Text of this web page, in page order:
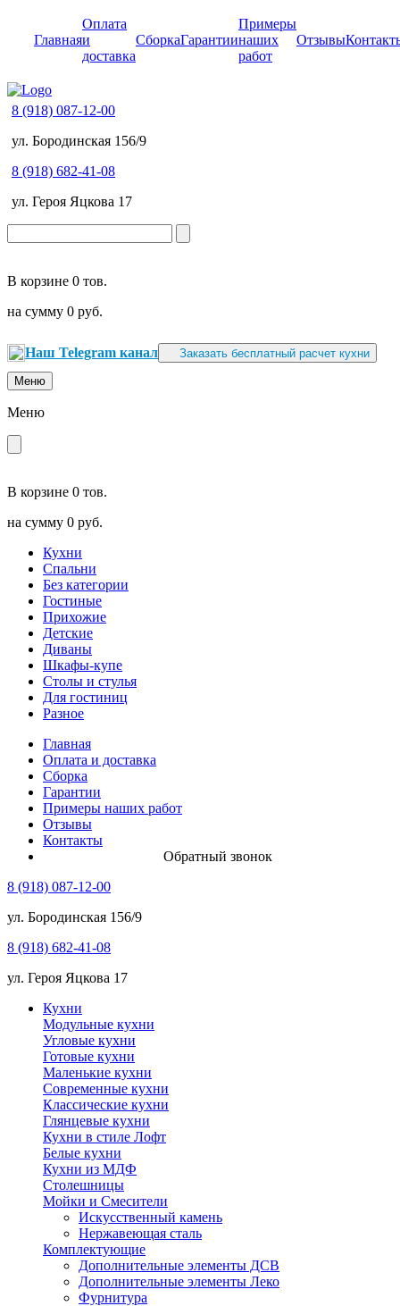
Главная
Оплата
и
доставка
СборкаГарантии
Примеры
наших
работ
Отзывы
8 (918) 087-12-00
ул. Бородинская 156/9
8 (918) 682-41-08
ул. Героя Яцкова 17
В корзине 0 тов.
на сумму 0 руб.
Наш Telegram канал Заказать бесплатный расчет кухни
Меню
Меню
В корзине 0 тов.
на сумму 0 руб.
Кухни
Спальни
Без категории
Гостиные
Прихожие
Детские
Диваны
Шкафы-купе
Столы и стулья
Для гостиниц
Разное
Главная
Оплата и доставка
Сборка
Гарантии
Примеры наших работ
Отзывы
Контакты
Обратный звонок
8 (918) 087-12-00
ул. Бородинская 156/9
8 (918) 682-41-08
ул. Героя Яцкова 17
Кухни
Модульные кухни
Угловые кухни
Готовые кухни
Маленькие кухни
Современные кухни
Классические кухни
Глянцевые кухни
Кухни в стиле Лофт
Белые кухни
Кухни из МДФ
Столешницы
Мойки и Смесители
Искусственный камень
Нержавеющая сталь
Комплектующие
Дополнительные элементы ДСВ
Дополнительные элементы Леко
Фурнитура